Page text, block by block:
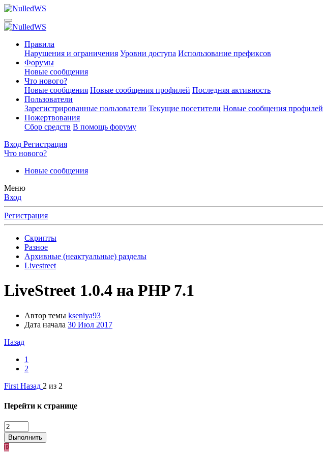
Правила
Нарушения и ограничения Уровни доступа Использование префиксов
Форумы
Новые сообщения
Что нового?
Новые сообщения Новые сообщения профилей Последняя активность
Пользователи
Зарегистрированные пользователи Текущие посетители Новые сообщения профилей
Пожертвования
Сбор средств В помощь форуму
Вход Регистрация
Что нового?
Новые сообщения
Меню
Вход
Регистрация
Скрипты
Разное
Архивные (неактуальные) разделы
Livestreet
LiveStreet 1.0.4 на PHP 7.1
Автор темы kseniya93
Дата начала 30 Июл 2017
Назад
1
2
First Назад 2 из 2
Перейти к странице
Выполнить
E